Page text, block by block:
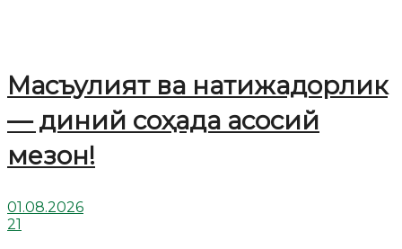
Масъулият ва натижадорлик
— диний соҳада асосий
мезон!
01.08.2026
21